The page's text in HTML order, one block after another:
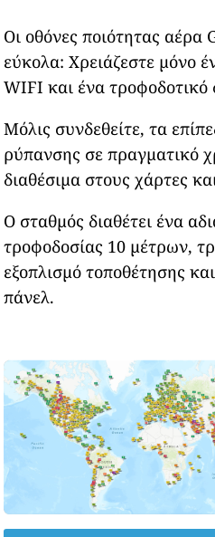
Οι οθόνες ποιότητας αέρα
εύκολα: Χρειάζεστε μόνο
WIFI και ένα τροφοδοτικό
Μόλις συνδεθείτε, τα
ρύπανσης σε πραγματικό
διαθέσιμα στους χάρτες
Ο σταθμός διαθέτει ένα
τροφοδοσίας 10 μέτρων,
εξοπλισμό τοποθέτησης
πάνελ.